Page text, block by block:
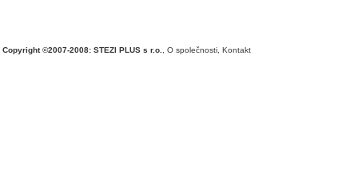
Copyright ©2007-2008: STEZI PLUS s r.o. O společnosti Kontakt